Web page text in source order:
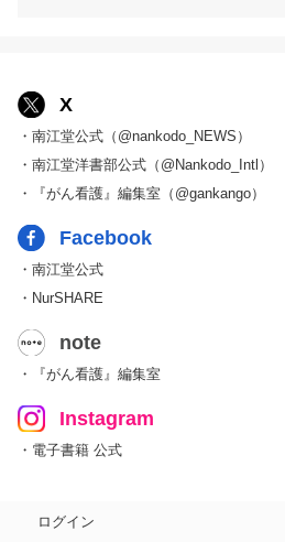
X
・南江堂公式（@nankodo_NEWS）
・南江堂洋書部公式（@Nankodo_Intl）
・『がん看護』編集室（@gankango）
Facebook
・南江堂公式
・NurSHARE
note
・『がん看護』編集室
Instagram
・電子書籍 公式
ログイン